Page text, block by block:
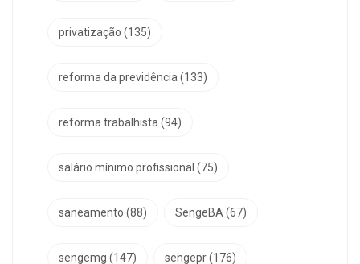
privatização (135)
reforma da previdência(133)
reforma trabalhista(94)
salário mínimo profissional (75)
saneamento (88) SengeBA(67)
sengemg (147) sengepr(176)